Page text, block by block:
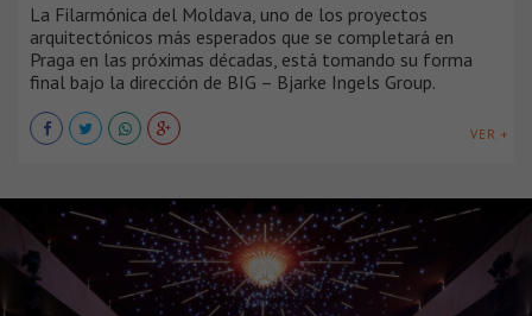
La Filarmónica del Moldava, uno de los proyectos
arquitectónicos más esperados que se completará en
Praga en las próximas décadas, está tomando su forma
final bajo la dirección de BIG – Bjarke Ingels Group.
VER +